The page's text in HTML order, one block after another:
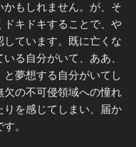
もしれません。が、そ
ドキドキすることで、や
ています。既に亡くな
る自分がいて、ああ、
夢想する自分がいてし
欠の不可侵領域への憧れ
を感じてしまい、届か
。